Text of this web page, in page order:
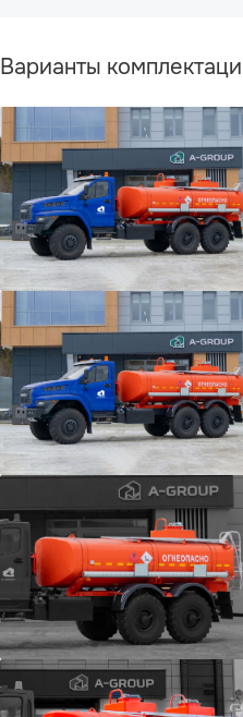
Варианты